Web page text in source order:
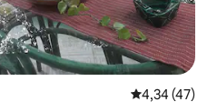
Gemiddelde
4,34 (47)